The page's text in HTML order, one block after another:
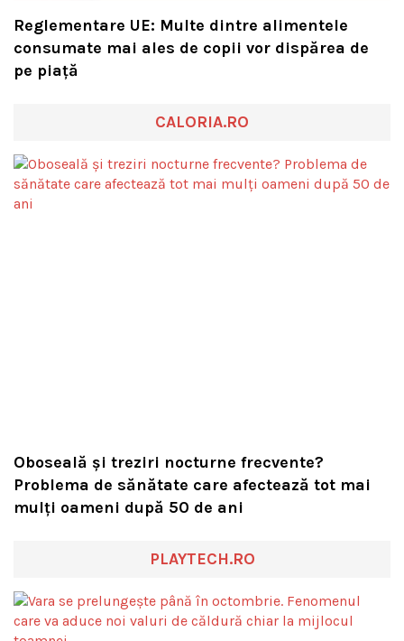
Reglementare UE: Multe dintre alimentele
consumate mai ales de copii vor dispărea de
pe piață
CALORIA.RO
Oboseală și treziri nocturne frecvente?
Problema de sănătate care afectează tot mai
mulți oameni după 50 de ani
PLAYTECH.RO